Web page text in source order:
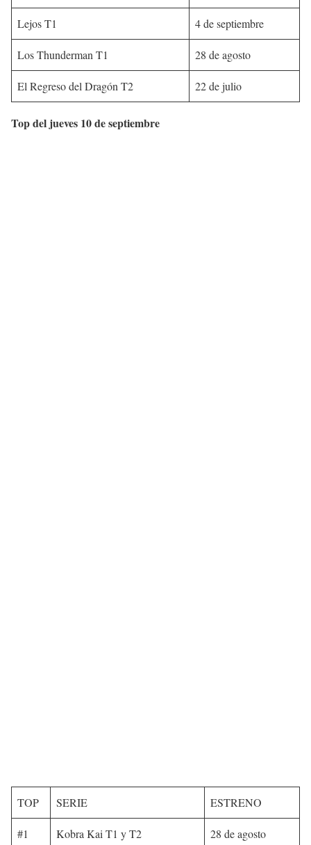
Lejos T1 4 de septiembre
Los Thunderman T1 28 de agosto
El Regreso del Dragón T2 22 de julio
Top del jueves 10 de septiembre
TOP SERIE ESTRENO
#1 Kobra Kai T1 y T2 28 de agosto